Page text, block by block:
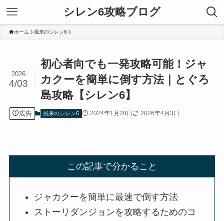
シレン6攻略ブログ
ホーム 風来のシレン6
初心者向でも一発攻略可能！ジャ
カクーを簡単に倒す方法｜とぐろ
島攻略【シレン6】
2026
4/03
広告 風来のシレン6 2024年1月28日 2026年4月3日
この記事で分かること
ジャカクーを簡単に最速で倒す方法
ストーリダンジョンを攻略するためのコ